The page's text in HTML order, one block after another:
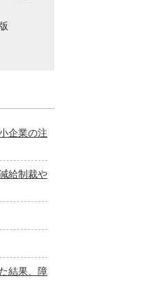
企業の注
給制裁や
結果、障